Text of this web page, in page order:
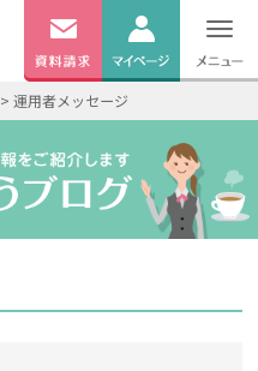
無料資料
請求
ログイン
> 運用者メッセージ